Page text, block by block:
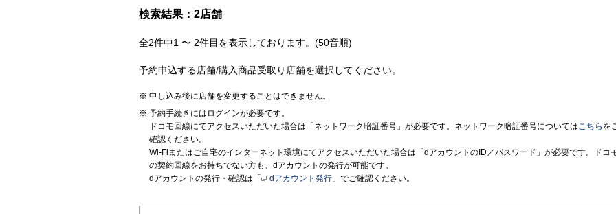
検索結果：2店舗
全2件中1 〜 2件目を表示しております。(50音順)
予約申込する店舗/購入商品受取り店舗を選択してください。
申し込み後に店舗を変更することはできません。
予約手続きにはログインが必要です。
ドコモ回線にてアクセスいただいた場合は「ネットワーク暗証番号」が必要です。ネットワーク暗証番号についてはこちら を
確認ください。
Wi-Fiまたはご自宅のインターネット環境にてアクセスいただいた場合は「dアカウントのID／パスワード」が必要です。ドコ
の契約回線をお持ちでない方も、dアカウントの発行が可能です。
dアカウントの発行・確認は「
dアカウント発行 」でご確認ください。